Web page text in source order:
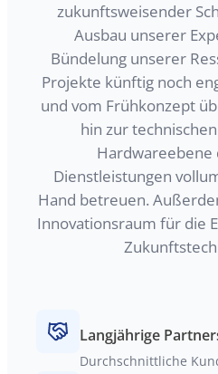
zukunftsweisender
Ausbau unserer
Bündelung unserer
Projekte künftig noch
und vom Frühkonzept
hin zur
Hardwareebene
Dienstleistungen
Hand betreuen.
Innovationsraum für die
Langjährige
Durchschnittliche